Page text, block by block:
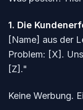
1. Die
[Name] aus der
Problem: [X].
[Z]."
Keine Werbung.